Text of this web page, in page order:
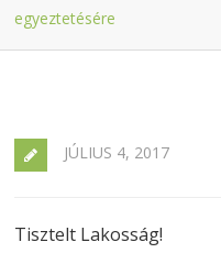
egyeztetésére
JÚLIUS 4, 2017
Tisztelt Lakosság!